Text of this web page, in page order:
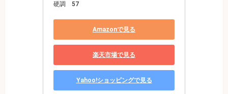
硬調 57
Amazonで見る
楽天市場で見る
Yahoo!ショッピングで見る